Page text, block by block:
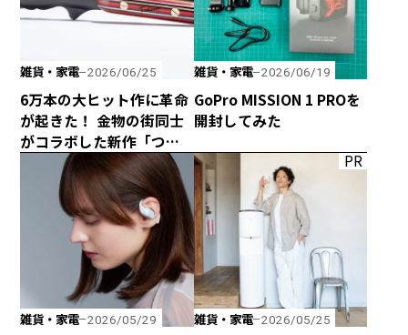
雑貨・家電 2026/06/25
6万本の大ヒット作に革命
が起きた！ 金物の街同士
がコラボした新作「つか
みのトング」が登場！
雑貨・家電 2026/06/19
GoPro MISSION 1 PROを
開封してみた
雑貨・家電 2026/05/29
PR
雑貨・家電 2026/05/25